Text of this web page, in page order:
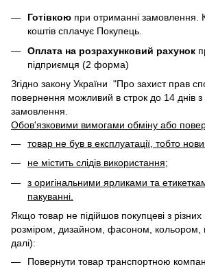
Готівкою при отриманні замовлення.
коштів сплачує Покупець.
Оплата на розрахунковий рахунок
підприємця (2 форма)
Згідно закону України "Про захист прав
повернення можливий в строк до 14 днів
замовлення.
Обов'язковими вимогами обміну або
товар не був в експлуатації, тобто
не містить слідів використання;
з оригінальними ярликами та
пакуванні.
Якщо товар не підійшов покупцеві з
розміром, дизайном, фасоном, кольором,
далі):
Повернути товар транспортною